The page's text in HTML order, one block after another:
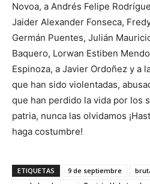
Novoa, a Andrés Felipe
Jaider Alexander Fonseca,
Germán Puentes, Julián
Baquero, Lorwan Estiben
Espinoza, a Javier Ordoñez y a
que han sido violentadas,
que han perdido la vida por los
patria, nunca las olvidamos
haga costumbre!
ETIQUETAS 9 de septiembre